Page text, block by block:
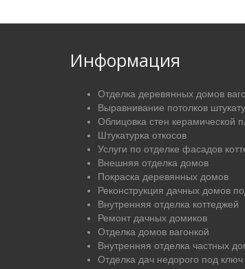
Информация
Отделка деревянных домов
Выравнивание потолков
Облицовка стен керамической
Штукатурка откосов
Услуги по отделке фасадов
Внешняя отделка домов
Покраска деревянных домов
Реконструкция дачных домов
Внутренняя отделка коттеджей
Ремонт дачных домиков
Отделка домов вагонкой
Внутренняя отделка частных
Отделка дач недорого под ключ